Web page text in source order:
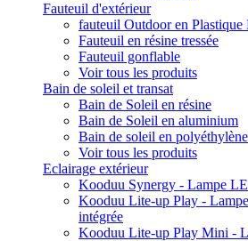
Fauteuil d'extérieur
fauteuil Outdoor en Plastique
Fauteuil en résine tressée
Fauteuil gonflable
Voir tous les produits
Bain de soleil et transat
Bain de Soleil en résine
Bain de Soleil en aluminium
Bain de soleil en polyéthylène
Voir tous les produits
Eclairage extérieur
Kooduu Synergy - Lampe
Kooduu Lite-up Play -
intégrée
Kooduu Lite-up Play Mini -